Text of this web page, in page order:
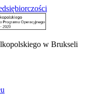
w Brukseli